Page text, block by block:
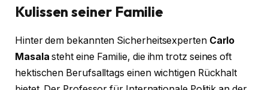
Kulissen seiner Familie
Hinter dem bekannten Sicherheitsexperten Carlo
Masala steht eine Familie, die ihm trotz seines oft
hektischen Berufsalltags einen wichtigen Rückhalt